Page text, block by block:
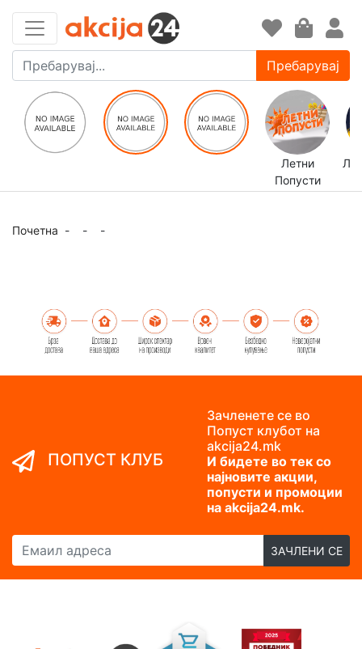
Пребарувај
Летни
Попусти
Почетна - - -
ПОПУСТ КЛУБ
Зачленете се во
Попуст клубот на
akcija24.mk
И бидете во тек со
најновите акции,
попусти и промоции
на akcija24.mk.
Емаил адреса
ЗАЧЛЕНИ СЕ